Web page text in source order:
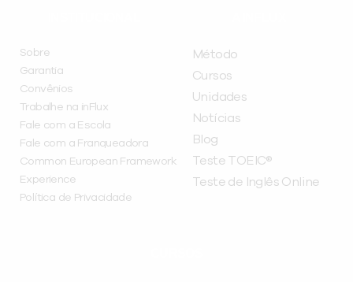
Sobre
Garantia
Convênios
Trabalhe na inFlux
Fale com a Escola
Fale com a Franqueadora
Common European Framework
Experience
Política de Privacidade
Método
Cursos
Unidades
Notícias
Blog
Teste TOEIC®
Teste de Inglês Online